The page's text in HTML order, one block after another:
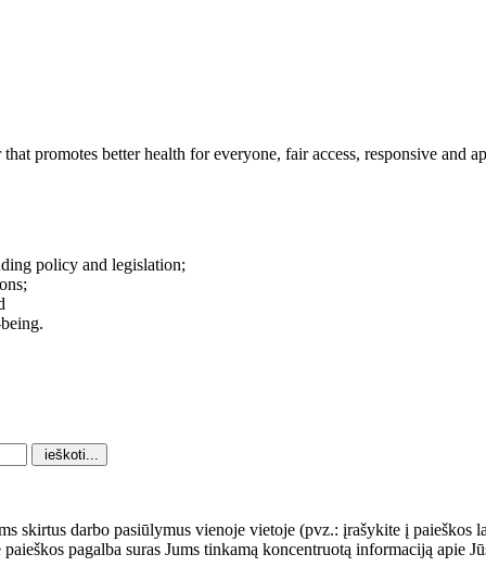
promotes better health for everyone, fair access, responsive and
policy and legislation;
skirtus darbo pasiūlymus vienoje vietoje (pvz.: įrašykite į paieškos
pagalba suras Jums tinkamą koncentruotą informaciją apie